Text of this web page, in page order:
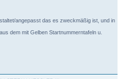
angepasst das es zweckmäßig ist, und in
dem mit Gelben Startnummerntafeln u.